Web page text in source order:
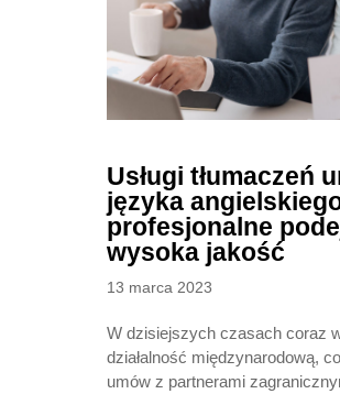
Usługi tłumaczeń
języka
profesjonalne
wysoka jakość
Posted
13 marca 2023
W dzisiejszych czasach coraz
działalność międzynarodową,
umów z partnerami